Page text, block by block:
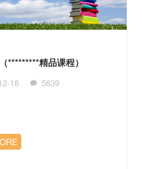
*********精品课程）
18 5839